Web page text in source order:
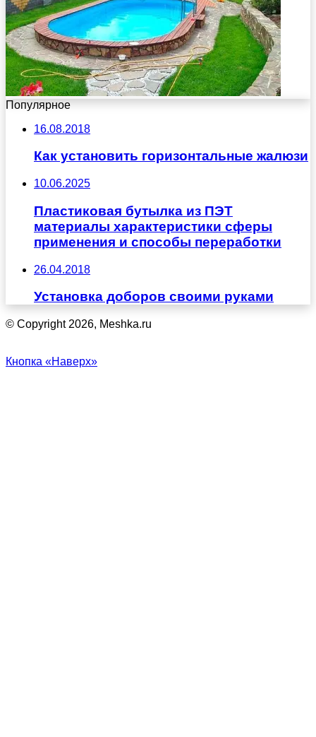
Популярное
16.08.2018
Как установить горизонтальные жалюзи
10.06.2025
Пластиковая бутылка из ПЭТ
материалы характеристики сферы
применения и способы переработки
26.04.2018
Установка доборов своими руками
© Copyright 2026, Meshka.ru
Кнопка «Наверх»